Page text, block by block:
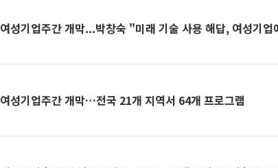
여성기업주간 개막...박창숙 "미래 기술 사용 해답, 여성기
여성기업주간 개막…전국 21개 지역서 64개 프로그램